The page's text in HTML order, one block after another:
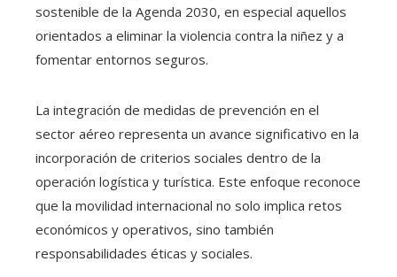
sostenible de la Agenda 2030, en especial aquellos
orientados a eliminar la violencia contra la niñez y a
fomentar entornos seguros.
La integración de medidas de prevención en el
sector aéreo representa un avance significativo en la
incorporación de criterios sociales dentro de la
operación logística y turística. Este enfoque reconoce
que la movilidad internacional no solo implica retos
económicos y operativos, sino también
responsabilidades éticas y sociales.